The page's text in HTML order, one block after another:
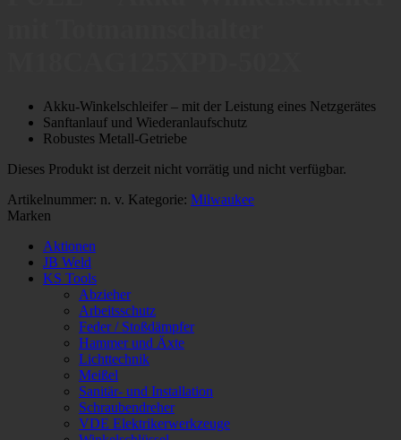
Akku-Winkelschleifer – mit der Leistung eines Netzgerätes
Sanftanlauf und Wiederanlaufschutz
Robustes Metall-Getriebe
Dieses Produkt ist derzeit nicht vorrätig und nicht verfügbar.
Artikelnummer: n. v. Kategorie: Milwaukee
Marken
Aktionen
JB Weld
KS Tools
Abzieher
Arbeitsschutz
Feder / Stoßdämpfer
Hammer und Äxte
Lichttechnik
Meißel
Sanitär- und Installation
Schraubendreher
VDE Elektrikerwerkzeuge